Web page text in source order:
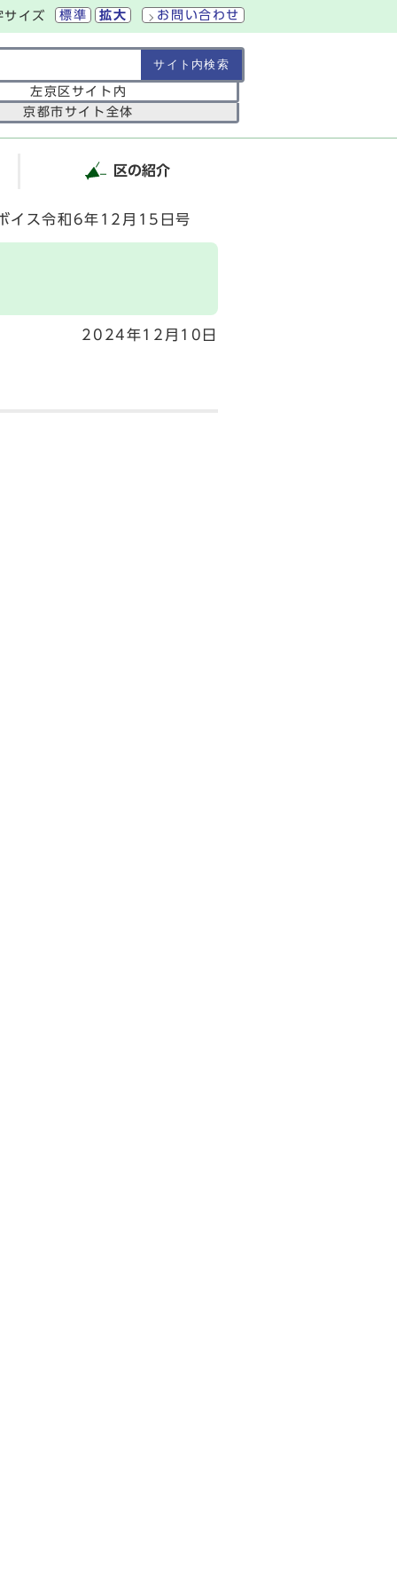
サイズ 標準 拡大 お問い合わせ
左京区サイト内
京都市サイト全体
区の紹介
イス令和6年12月15日号
2024年12月10日